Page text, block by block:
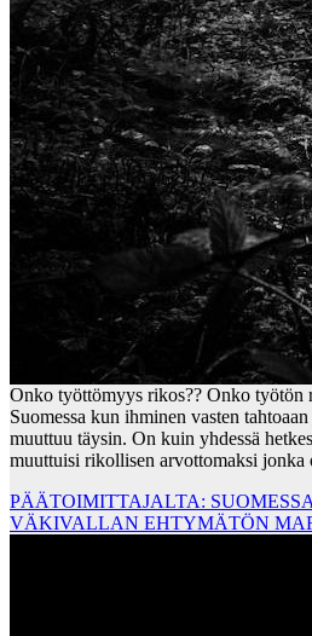
Onko työttömyys rikos?? Onko työtön
Suomessa kun ihminen vasten
muuttuu täysin. On kuin yhdessä
muuttuisi rikollisen arvottomaksi jonka
PÄÄTOIMITTAJALTA:
VÄKIVALLAN EHTYMÄTÖN